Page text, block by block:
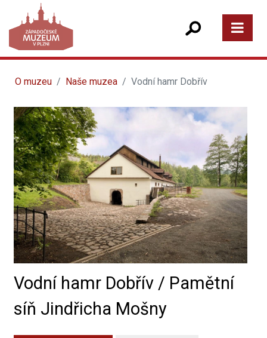
O muzeu Naše muzea Vodní hamr Dobřív
Vodní hamr Dobřív / Pamětní
síň Jindřicha Mošny